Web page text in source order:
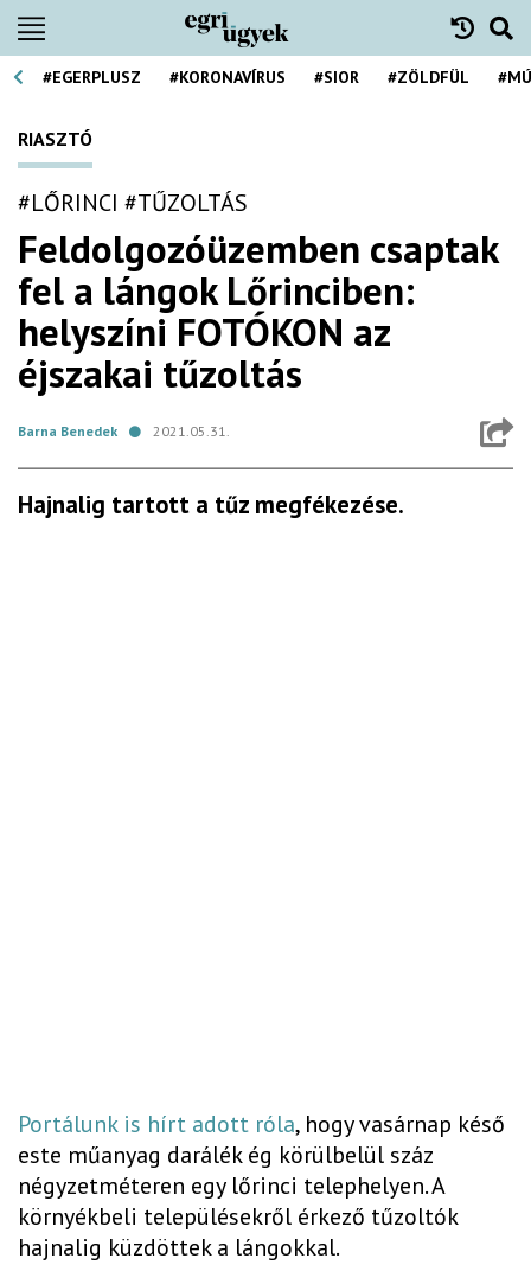
#EGERPLUSZ #KORONAVÍRUS #SIOR #ZÖLDFÜL
RIASZTÓ
#LŐRINCI #TŰZOLTÁS
Feldolgozóüzemben csaptak
fel a lángok Lőrinciben:
helyszíni FOTÓKON az
éjszakai tűzoltás
Barna Benedek 2021.05.31.
Hajnalig tartott a tűz megfékezése.
Portálunk is hírt adott róla, hogy vasárnap késő
este műanyag darálék ég körülbelül száz
négyzetméteren egy lőrinci telephelyen. A
környékbeli településekről érkező tűzoltók
hajnalig küzdöttek a lángokkal.